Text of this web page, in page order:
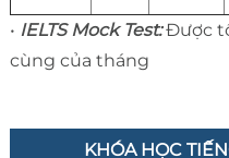
• IELTS Mock Test:Được
cùng của tháng
KHÓA HỌC